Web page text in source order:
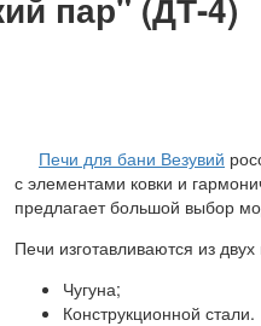
Печи для бани Везувий
с элементами ковки и
предлагает большой выбор
Печи изготавливаются из
Чугуна;
Конструкционной стали.